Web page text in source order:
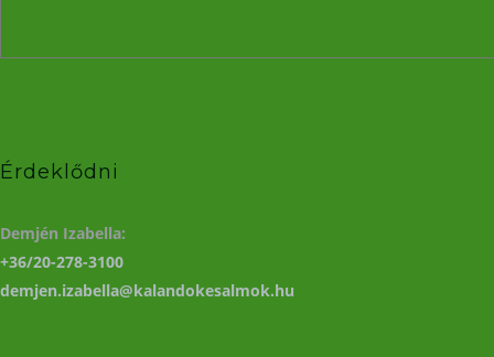
Érdeklődni
Demjén Izabella:
+36/20-278-3100
demjen.izabella@kalandokesalmok.hu